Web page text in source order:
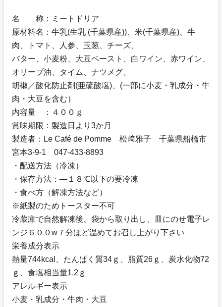
名 称：ミートドリア
原材料名：牛乳(生乳 (千葉県産))、米(千葉県産)、牛
肉、トマト、人参、玉葱、チーズ、
バター、小麦粉、大豆ペースト、白ワイン、赤ワイン、
オリーブ油、タイム、ナツメグ、
胡椒／酸化防止剤(亜硫酸塩)、(一部に小麦・乳成分・牛
肉・大豆を含む）
内容量 ：４００ｇ
賞味期限：製造日より3か月
製造者：Le Café de Pomme 松﨑雅子 千葉県船橋市
宮本3-9-1 047-433-8893
・配送方法（冷凍）
・保存方法：―１８℃以下の要冷凍
・食べ方（解凍方法など）
※紙製のためトースター不可
冷蔵庫で自然解凍後、袋から取り出し、皿にのせ電子レ
ンジ６００w７分ほど温めてお召し上がり下さい
栄養成分表示
熱量744kcal、たんぱく質34ｇ、脂質26ｇ、炭水化物72
ｇ、食塩相当量1.2ｇ
アレルギー表示
小麦・乳成分・牛肉・大豆